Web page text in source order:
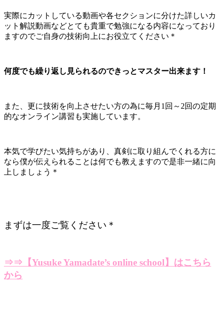
実際にカットしている動画や各セクションに分けた詳しいカ
ット解説動画などとても貴重で勉強になる内容になっており
ますのでご自身の技術向上にお役立てください＊
何度でも繰り返し見られるのできっとマスター出来ます！
また、更に技術を向上させたい方の為に毎月1回～2回の定期
的なオンライン講習も実施しています。
本気で学びたい気持ちがあり、真剣に取り組んでくれる方に
なら僕が伝えられることは何でも教えますので是非一緒に向
上しましょう＊
まずは一度ご覧ください＊
⇒⇒【Yusuke Yamadate’s online school】はこちら
から